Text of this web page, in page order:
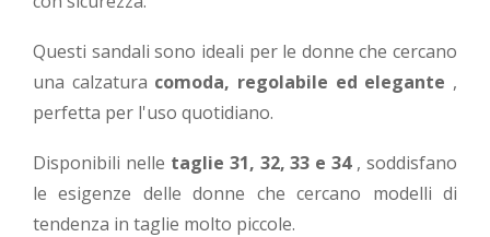
Questi sandali sono ideali per le donne che cercano
una calzatura comoda, regolabile ed elegante ,
perfetta per l'uso quotidiano.
Disponibili nelle taglie 31, 32, 33 e 34, soddisfano
le esigenze delle donne che cercano modelli di
tendenza in taglie molto piccole.